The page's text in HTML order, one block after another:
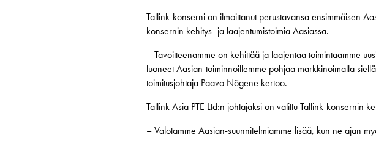
Tallink-konserni on ilmoittanut perustavansa ensimmäisen
konsernin kehitys- ja laajentumistoimia Aasiassa.
– Tavoitteenamme on kehittää ja laajentaa toimintaamme
luoneet Aasian-toiminnoillemme pohjaa markkinoimalla
toimitusjohtaja Paavo Nõgene kertoo.
Tallink Asia PTE Ltd:n johtajaksi on valittu Tallink-konsernin
– Valotamme Aasian-suunnitelmiamme lisää, kun ne ajan